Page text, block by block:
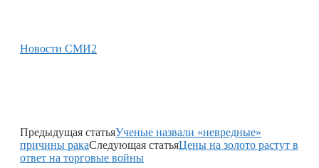
Новости СМИ2
Предыдущая статьяУченые назвали «невредные»
причины ракаСледующая статьяЦены на золото растут в
ответ на торговые войны